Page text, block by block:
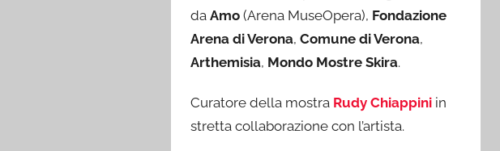
daAmo (Arena MuseOpera), Fondazione
Arena di Verona,Comune di Verona,
Arthemisia, Mondo Mostre Skira.
Curatore della mostra Rudy Chiappini in
stretta collaborazione con l’artista.